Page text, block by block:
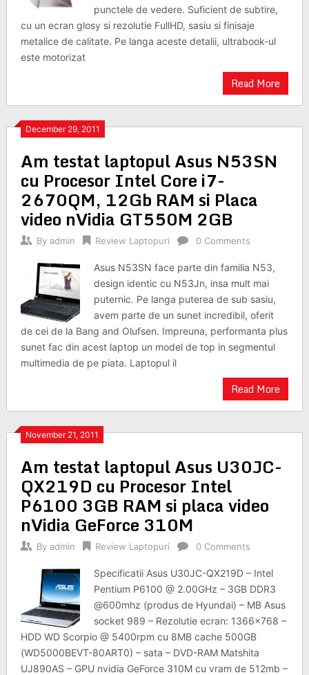
punctele de vedere. Suficient de subtire,
cu un ecran glosy si rezolutie FullHD, sasiu si finisaje
metalice de calitate. Pe langa aceste detalii, ultrabook-ul
este motorizat
Read More
December 29, 2011
Am testat laptopul Asus N53SN
cu Procesor Intel Core i7-
2670QM, 12Gb RAM si Placa
video nVidia GT550M 2GB
By admin Review Laptopuri 0 Comments
Asus N53SN face parte din familia N53,
design identic cu N53Jn, insa mult mai
puternic. Pe langa puterea de sub sasiu,
avem parte de un sunet incredibil, oferit
de cei de la Bang and Olufsen. Impreuna, performanta plus
sunet fac din acest laptop un model de top in segmentul
multimedia de pe piata. Laptopul il
Read More
November 21, 2011
Am testat laptopul Asus U30JC-
QX219D cu Procesor Intel
P6100 3GB RAM si placa video
nVidia GeForce 310M
By admin Review Laptopuri 0 Comments
Specificatii Asus U30JC-QX219D – Intel
Pentium P6100 @ 2.00GHz – 3GB DDR3
@600mhz (produs de Hyundai) – MB Asus
socket 989 – Rezolutie ecran: 1366×768 –
HDD WD Scorpio @ 5400rpm cu 8MB cache 500GB
(WD5000BEVT-80ART0) – sata – DVD-RAM Matshita
UJ890AS – GPU nvidia GeForce 310M cu vram de 512mb –